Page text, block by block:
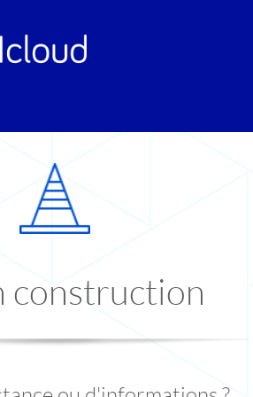
construction